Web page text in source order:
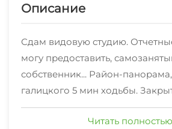
Описание
Сдам видовую студию.
могу предоставить,
собственник... Район-
галицкого 5 мин ходьбы.
бесплатная парковка, места
Панорамное остекление,
Читать полностью